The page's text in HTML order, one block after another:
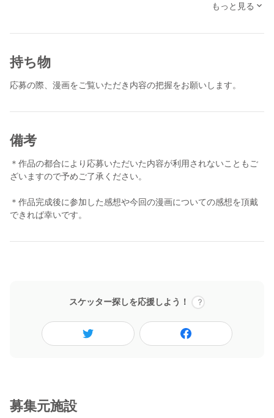
あたり下記の応募を致します。
めご了承ください。
【子どもが体調を崩した時にパパが大活躍！介護士の技術を応用
https://nlab.itmedia.co.jp/nl/articles/2107/16/news021_2.html
かも」と告げます。予想は的中し、娘は嘔吐。夫は吐いたものを
手で受け止めました。
夫が手を洗いに行っている間に、小松さんは娘の服だけでなく、
小松さんは娘の体を支え、夫はタライに張ったお湯で手際よく髪
を洗います。そして、娘を寝かしたまま「すすぎ」まで済ませて
しまいました。
夫すごい」と尊敬の念を抱く小松さんなのでした。
もっと見る
持ち物
応募の際、漫画をご覧いただき内容の把握をお願いします。
備考
＊作品の都合により応募いただいた内容が利用されないこともご
ざいますので予めご了承ください。
＊作品完成後に参加した感想や今回の漫画についての感想を頂戴
できれば幸いです。
スケッター探しを応援しよう！
募集元施設